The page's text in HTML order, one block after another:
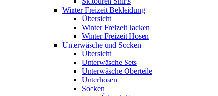
Winter Freizeit Bekleidung
Übersicht
Winter Freizeit Jacken
Winter Freizeit Hosen
Unterwäsche und Socken
Übersicht
Unterwäsche Sets
Unterwäsche Oberteile
Unterhosen
Socken